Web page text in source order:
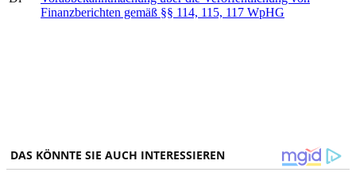
Finanzberichten gemäß §§ 114, 115, 117 WpHG